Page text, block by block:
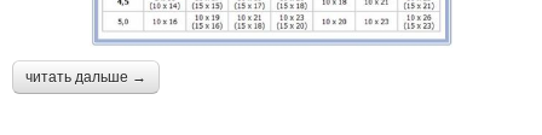
читать дальше →